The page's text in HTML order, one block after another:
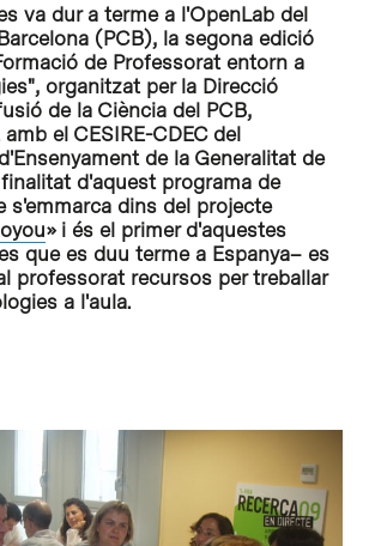
va dur a terme a l'OpenLab del
(PCB), la segona edició
de Professorat entorn a
organitzat per la Direcció
de la Ciència del PCB,
el CESIRE-CDEC del
de la Generalitat de
d'aquest programa de
s'emmarca dins del projecte
» i és el primer d'aquestes
que es duu terme a Espanya– es
professorat recursos per treballar
a l'aula.